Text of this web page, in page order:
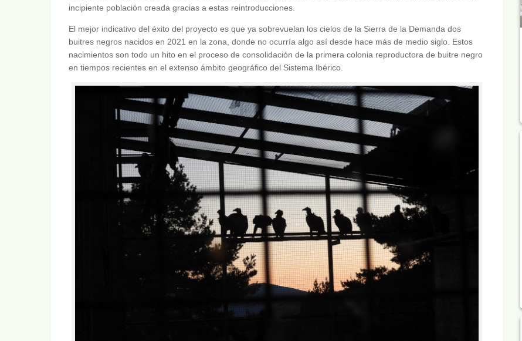
incipiente población creada gracias a estas reintroducciones.
El mejor indicativo del éxito del proyecto es que ya sobrevuelan los cielos de la Sierra de la Demanda dos
buitres negros nacidos en 2021 en la zona, donde no ocurría algo así desde hace más de medio siglo. Estos
nacimientos son todo un hito en el proceso de consolidación de la primera colonia reproductora de buitre negro
en tiempos recientes en el extenso ámbito geográfico del Sistema Ibérico.